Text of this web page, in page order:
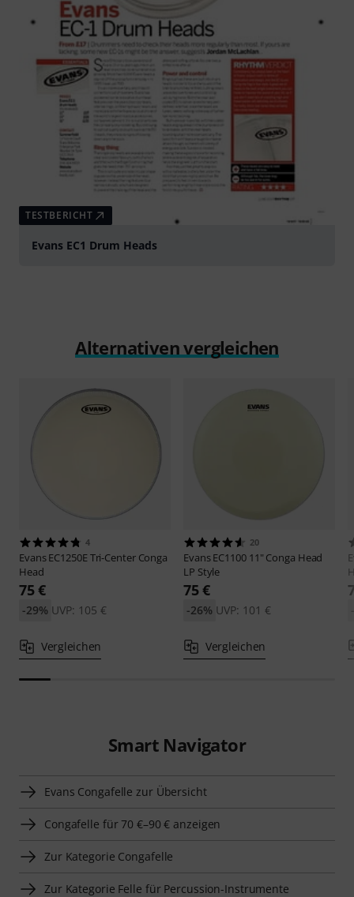
TESTBERICHT
Evans EC1 Drum Heads
Alternativen vergleichen
4
EvansEC1250E Tri-Center Conga
Head
75 €
UVP: 105 €
-29%
Vergleichen
20
EvansEC1100 11" Conga Head
LP Style
75 €
UVP: 101 €
-26%
Vergleichen
Smart Navigator
Evans Congafelle zur Übersicht
Congafelle für 70 €–90 € anzeigen
Zur Kategorie Congafelle
Zur Kategorie Felle für Percussion-Instrumente